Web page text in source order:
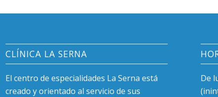
CLÍNICA LA SERNA
El centro de especialidades La Serna está
creado y orientado al servicio de sus
De